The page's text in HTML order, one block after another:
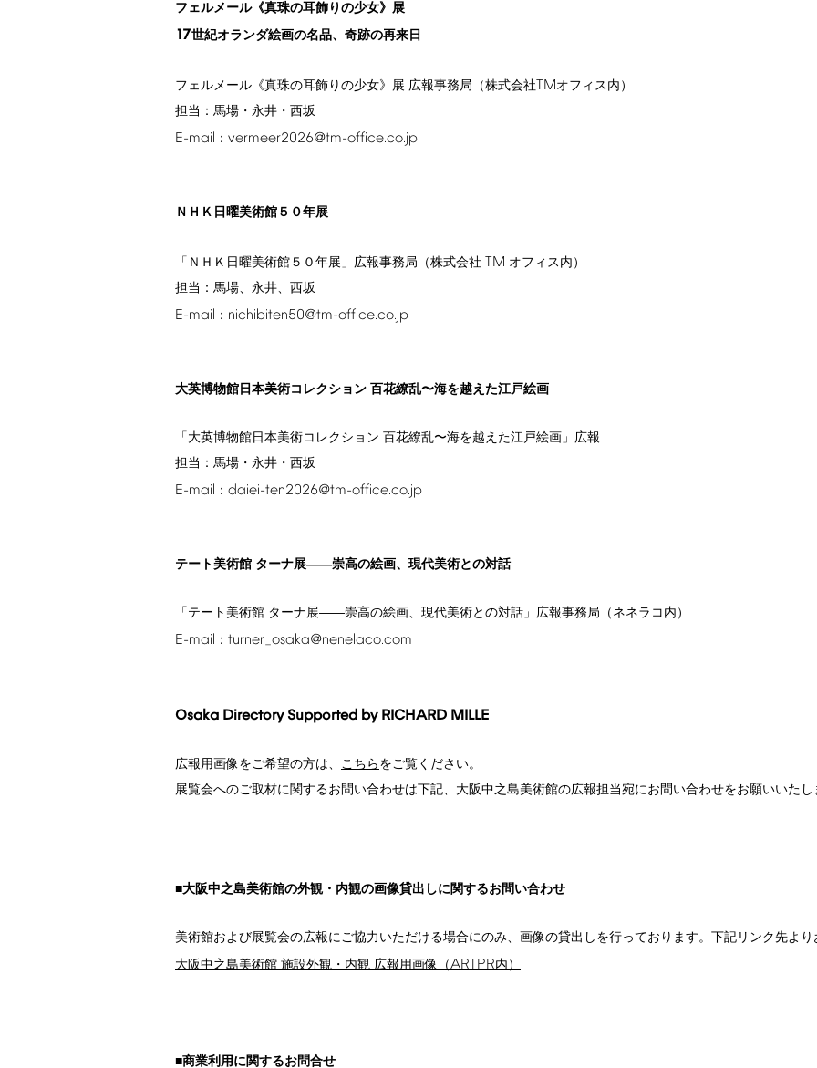
フェルメール《真珠の耳飾りの少女》展
17世紀オランダ絵画の名品、奇跡の再来日
フェルメール《真珠の耳飾りの少女》展 広報事務局（株式会社TMオフィス内）
担当：馬場・永井・西坂
E-mail ： vermeer2026@tm-office.co.jp
ＮＨＫ日曜美術館５０年展
「ＮＨＫ日曜美術館５０年展」広報事務局（株式会社 TM オフィス内）
担当：馬場、永井、西坂
E-mail ： nichibiten50@tm-office.co.jp
大英博物館日本美術コレクション 百花繚乱〜海を越えた江戸絵画
「大英博物館日本美術コレクション 百花繚乱〜海を越えた江戸絵画」広報
担当：馬場・永井・西坂
E-mail ： daiei-ten2026@tm-office.co.jp
テート美術館 ターナ展――崇高の絵画、現代美術との対話
「テート美術館 ターナ展――崇高の絵画、現代美術との対話」広報事務局（ネネラコ内）
E-mail ： turner_osaka@nenelaco.com
Osaka Directory Supported by RICHARD MILLE
広報用画像をご希望の方は、 こちらをご覧ください。
展覧会へのご取材に関するお問い合わせは下記、大阪中之島美術館の広報担当宛にお問い合わせをお願いいたし
■大阪中之島美術館の外観・内観の画像貸出しに関するお問い合わせ
美術館および展覧会の広報にご協力いただける場合にのみ、画像の貸出しを行っております。下記リンク先よ
大阪中之島美術館 施設外観・内観 広報用画像（ARTPR内）
■商業利用に関するお問合せ